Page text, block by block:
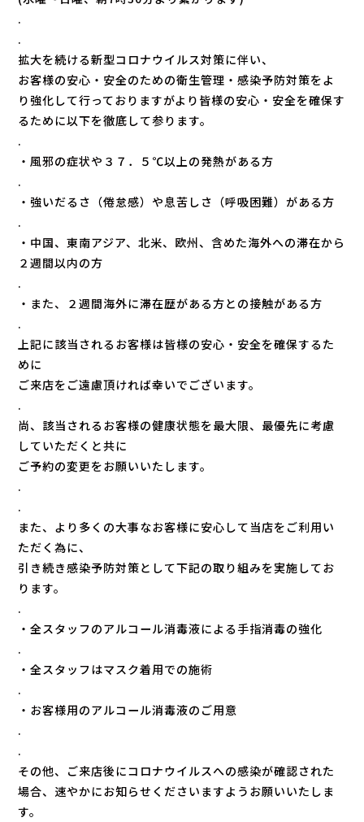
.
.
拡大を続ける新型コロナウイルス対策に伴い、
お客様の安心・安全のための衛生管理・感染予防対策をよ
り強化して行っておりますがより皆様の安心・安全を確保す
るために以下を徹底して参ります。
.
・風邪の症状や３７．５℃以上の発熱がある方
.
・強いだるさ（倦怠感）や息苦しさ（呼吸困難）がある方
.
・中国、東南アジア、北米、欧州、含めた海外への滞在から
２週間以内の方
.
・また、２週間海外に滞在歴がある方との接触がある方
.
上記に該当されるお客様は皆様の安心・安全を確保するた
めに
ご来店をご遠慮頂ければ幸いでございます。
.
尚、該当されるお客様の健康状態を最大限、最優先に考慮
していただくと共に
ご予約の変更をお願いいたします。
.
.
また、より多くの大事なお客様に安心して当店をご利用い
ただく為に、
引き続き感染予防対策として下記の取り組みを実施してお
ります。
.
・全スタッフのアルコール消毒液による手指消毒の強化
.
・全スタッフはマスク着用での施術
.
・お客様用のアルコール消毒液のご用意
.
.
その他、ご来店後にコロナウイルスへの感染が確認された
場合、速やかにお知らせくださいますようお願いいたしま
す。